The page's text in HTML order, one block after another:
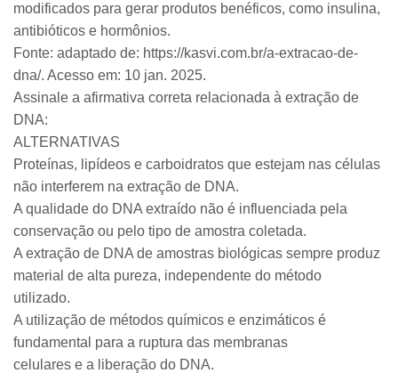
modificados para gerar produtos benéficos, como insulina,
antibióticos e hormônios.
Fonte: adaptado de: https://kasvi.com.br/a-extracao-de-
dna/. Acesso em: 10 jan. 2025.
Assinale a afirmativa correta relacionada à extração de
DNA:
ALTERNATIVAS
Proteínas, lipídeos e carboidratos que estejam nas células
não interferem na extração de DNA.
A qualidade do DNA extraído não é influenciada pela
conservação ou pelo tipo de amostra coletada.
A extração de DNA de amostras biológicas sempre produz
material de alta pureza, independente do método
utilizado.
A utilização de métodos químicos e enzimáticos é
fundamental para a ruptura das membranas
celulares e a liberação do DNA.